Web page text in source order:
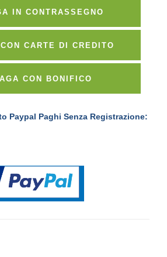
IN CONTRASSEGNO
CARTE DI CREDITO
CON BONIFICO
Paypal Paghi Senza Registrazione: